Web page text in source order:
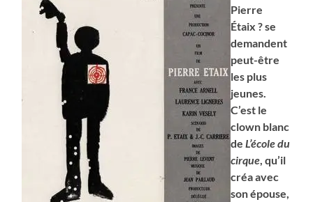
Pierre
Étaix ? se
demandent
peut-être
les plus
jeunes.
C’est le
clown blanc
de L’école du
cirque , qu’il
créa avec
son épouse,